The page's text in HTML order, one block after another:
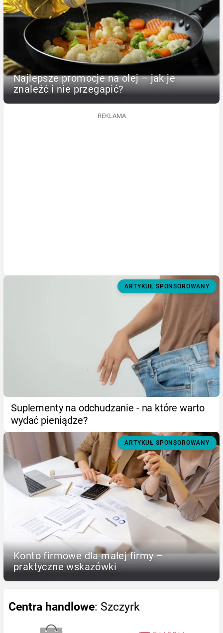
Najlepsze promocje na olej – jak je
znaleźć i nie przegapić?
REKLAMA
ARTYKUŁ SPONSOROWANY
Suplementy na odchudzanie - na które warto
wydać pieniądze?
ARTYKUŁ SPONSOROWANY
Konto firmowe dla małej firmy –
praktyczne wskazówki
Centra handlowe: Szczyrk